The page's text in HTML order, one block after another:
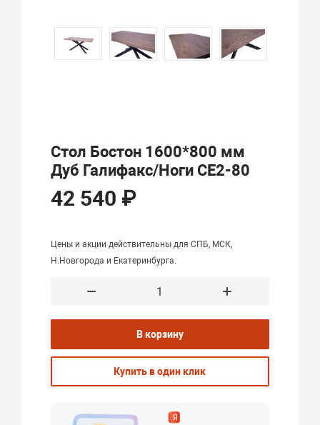
Стол Бостон 1600*800 мм
Дуб Галифакс/Ноги СЕ2-80
42 540 ₽
Цены и акции действительны для СПБ, МСК,
Н.Новгорода и Екатеринбурга.
В корзину
Купить в один клик